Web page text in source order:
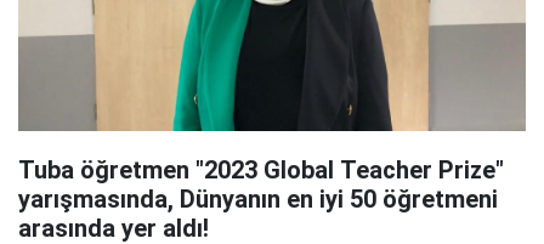
Tuba öğretmen "2023 Global Teacher Prize"
yarışmasında, Dünyanın en iyi 50 öğretmeni
arasında yer aldı!